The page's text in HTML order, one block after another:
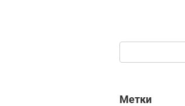
Метки